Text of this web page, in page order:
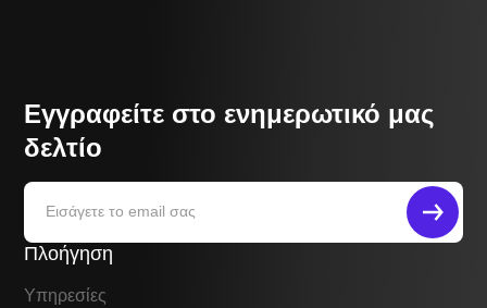
Εγγραφείτε στο ενημερωτικό μας
δελτίο
Πλοήγηση
Υπηρεσίες